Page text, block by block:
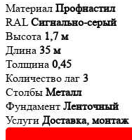
Материал Профнастил
RALСигнально-серый
Высота 1,7 м
Длина 35 м
Толщина 0,45
Количество лаг 3
Столбы Металл
Фундамент Ленточный
Услуги Доставка, монтаж